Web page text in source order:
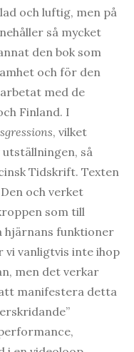
och luftig, men på
så mycket
den bok som
och för den
med de
Finland. I
, vilket
så
Tidskrift. Texten
och verket
som till
hjärnans funktioner
vi vanligtvis inte ihop
men det verkar
manifestera detta